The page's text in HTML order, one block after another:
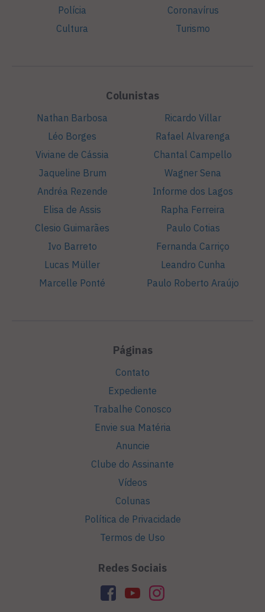
Polícia
Cultura
Coronavírus
Turismo
Colunistas
Nathan Barbosa
Léo Borges
Viviane de Cássia
Jaqueline Brum
Andréa Rezende
Elisa de Assis
Clesio Guimarães
Ivo Barreto
Lucas Müller
Marcelle Ponté
Ricardo Villar
Rafael Alvarenga
Chantal Campello
Wagner Sena
Informe dos Lagos
Rapha Ferreira
Paulo Cotias
Fernanda Carriço
Leandro Cunha
Paulo Roberto Araújo
Páginas
Contato
Expediente
Trabalhe Conosco
Envie sua Matéria
Anuncie
Clube do Assinante
Vídeos
Colunas
Política de Privacidade
Termos de Uso
Redes Sociais